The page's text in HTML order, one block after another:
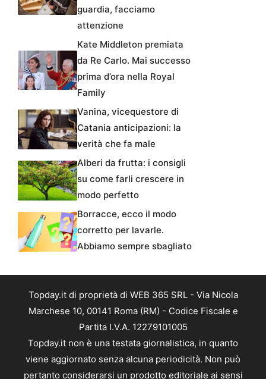
guardia, facciamo
attenzione
Kate Middleton premiata
da Re Carlo. Mai successo
prima d’ora nella Royal
Family
Vanina, vicequestore di
Catania anticipazioni: la
verità che fa male
Alberi da frutta: i consigli
su come farli crescere in
modo perfetto
Borracce, ecco il modo
corretto per lavarle.
Abbiamo sempre sbagliato
Topday.it di proprietà di WEB 365 SRL - Via Nicola
Marchese 10, 00141 Roma (RM) - Codice Fiscale e
Partita I.V.A. 12279101005
Topday.it non è una testata giornalistica, in quanto
viene aggiornato senza alcuna periodicità. Non può
pertanto considerarsi un prodotto editoriale ai sensi